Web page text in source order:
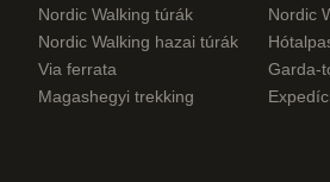
Nordic Walking túrák
Nordic
Nordic Walking hazai túrák
Via ferrata
Garda-
Magashegyi trekking